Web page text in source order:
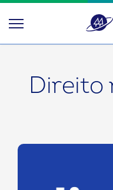
Direito